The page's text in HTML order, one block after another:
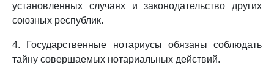
установленных случаях и законодательство других
союзных республик.
4. Государственные нотариусы обязаны соблюдать
тайну совершаемых нотариальных действий.